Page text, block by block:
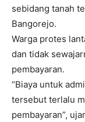
sebidang tanah
Bangorejo.
Warga protes
dan tidak
pembayaran.
“Biaya untuk
tersebut terlalu
pembayaran”,